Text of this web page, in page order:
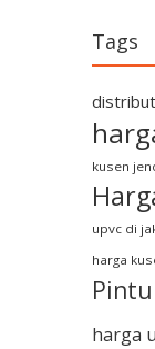
Tags
kusen
upvc di
harga
Pintu
harga